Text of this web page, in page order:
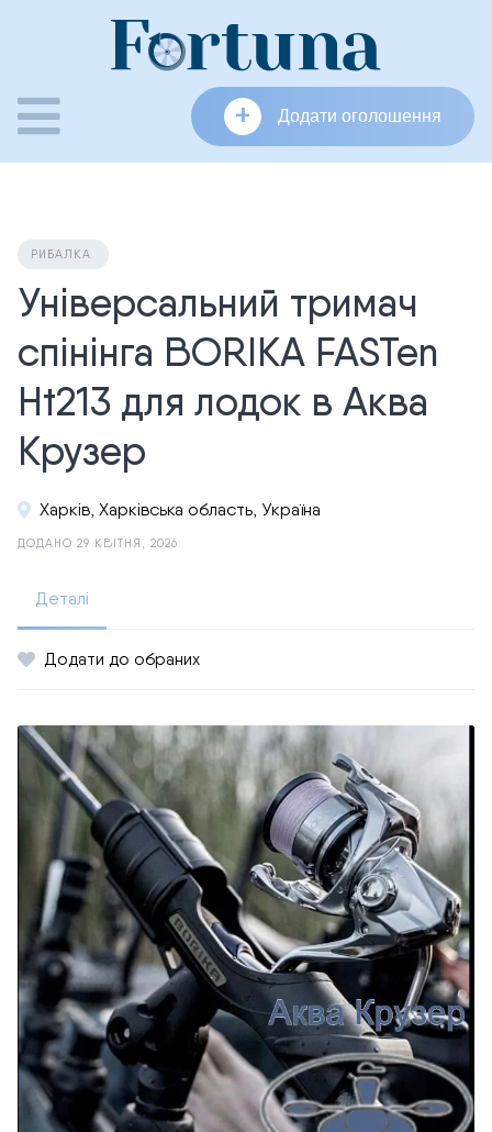
+ Додати оголошення
РИБАЛКА
Універсальний тримач
спінінга BORIKA FASTen
Ht213 для лодок в Аква
Крузер
Харків, Харківська область, Україна
ДОДАНО 29 КВІТНЯ, 2026
Деталі
Додати до обраних